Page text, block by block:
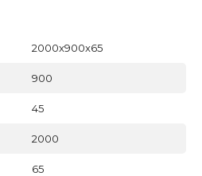
2000x900x65
900
45
2000
65